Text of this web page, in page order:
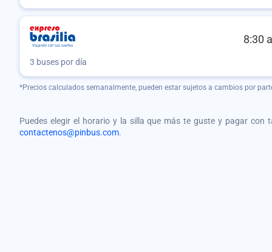
8:30
3 buses por día
*Precios calculados semanalmente, pueden estar sujetos a cambios por
Puedes elegir el horario y la silla que más te guste y pagar
contactenos@pinbus.com.